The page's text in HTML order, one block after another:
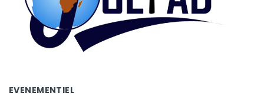
EVENEMENTIEL